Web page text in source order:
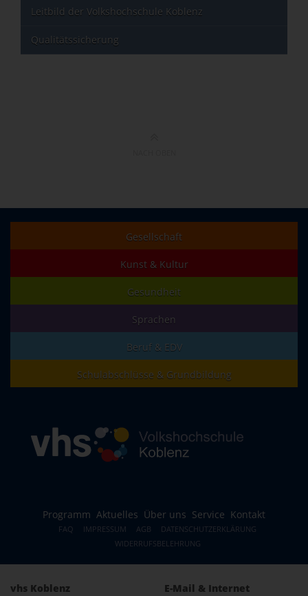
Leitbild der Volkshochschule Koblenz
Qualitätssicherung
Gesellschaft
Kunst & Kultur
Gesundheit
Sprachen
Beruf & EDV
Schulabschlüsse & Grundbildung
Programm Aktuelles Über uns Service Kontakt
FAQ IMPRESSUM AGB
DATENSCHUTZERKLÄRUNG
WIDERRUFSBELEHRUNG
vhs Koblenz E-Mail & Internet